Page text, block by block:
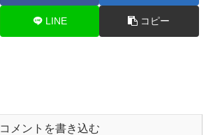
LINE コピー
コメントを書き込む